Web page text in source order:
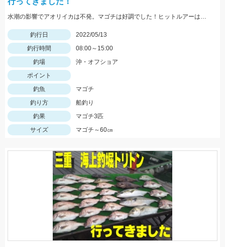
水潮の影響でアオリイカは不発。マゴチは好調でした！ヒットルアーはスタッガー3インチアカキン
釣行日
2022/05/13
釣行時間
08:00～15:00
釣場
沖・オフショア
ポイント
釣魚
マゴチ
釣り方
船釣り
釣果
マゴチ3匹
サイズ
マゴチ～60㎝